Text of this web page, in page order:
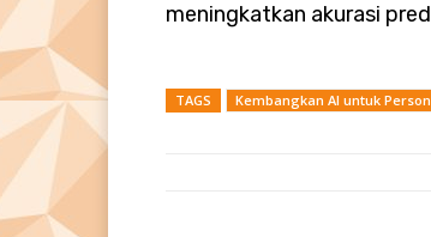
meningkatkan akurasi
TAGS Kembangkan AI untuk